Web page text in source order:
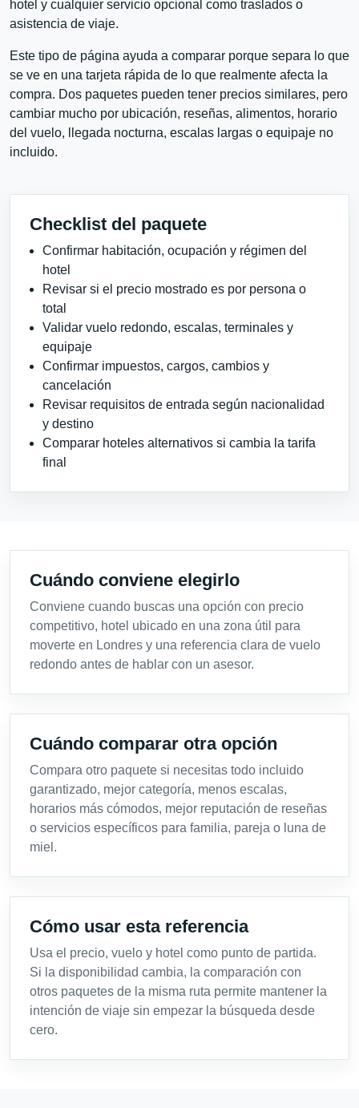
hotel y cualquier servicio opcional como traslados o
asistencia de viaje.
Este tipo de página ayuda a comparar porque separa lo que
se ve en una tarjeta rápida de lo que realmente afecta la
compra. Dos paquetes pueden tener precios similares, pero
cambiar mucho por ubicación, reseñas, alimentos, horario
del vuelo, llegada nocturna, escalas largas o equipaje no
incluido.
Checklist del paquete
Confirmar habitación, ocupación y régimen del
hotel
Revisar si el precio mostrado es por persona o
total
Validar vuelo redondo, escalas, terminales y
equipaje
Confirmar impuestos, cargos, cambios y
cancelación
Revisar requisitos de entrada según nacionalidad
y destino
Comparar hoteles alternativos si cambia la tarifa
final
Cuándo conviene elegirlo
Conviene cuando buscas una opción con precio
competitivo, hotel ubicado en una zona útil para
moverte en Londres y una referencia clara de vuelo
redondo antes de hablar con un asesor.
Cuándo comparar otra opción
Compara otro paquete si necesitas todo incluido
garantizado, mejor categoría, menos escalas,
horarios más cómodos, mejor reputación de reseñas
o servicios específicos para familia, pareja o luna de
miel.
Cómo usar esta referencia
Usa el precio, vuelo y hotel como punto de partida.
Si la disponibilidad cambia, la comparación con
otros paquetes de la misma ruta permite mantener la
intención de viaje sin empezar la búsqueda desde
cero.